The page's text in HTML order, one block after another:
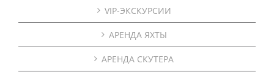
VIP-ЭКСКУРСИИ
АРЕНДА ЯХТЫ
АРЕНДА СКУТЕРА